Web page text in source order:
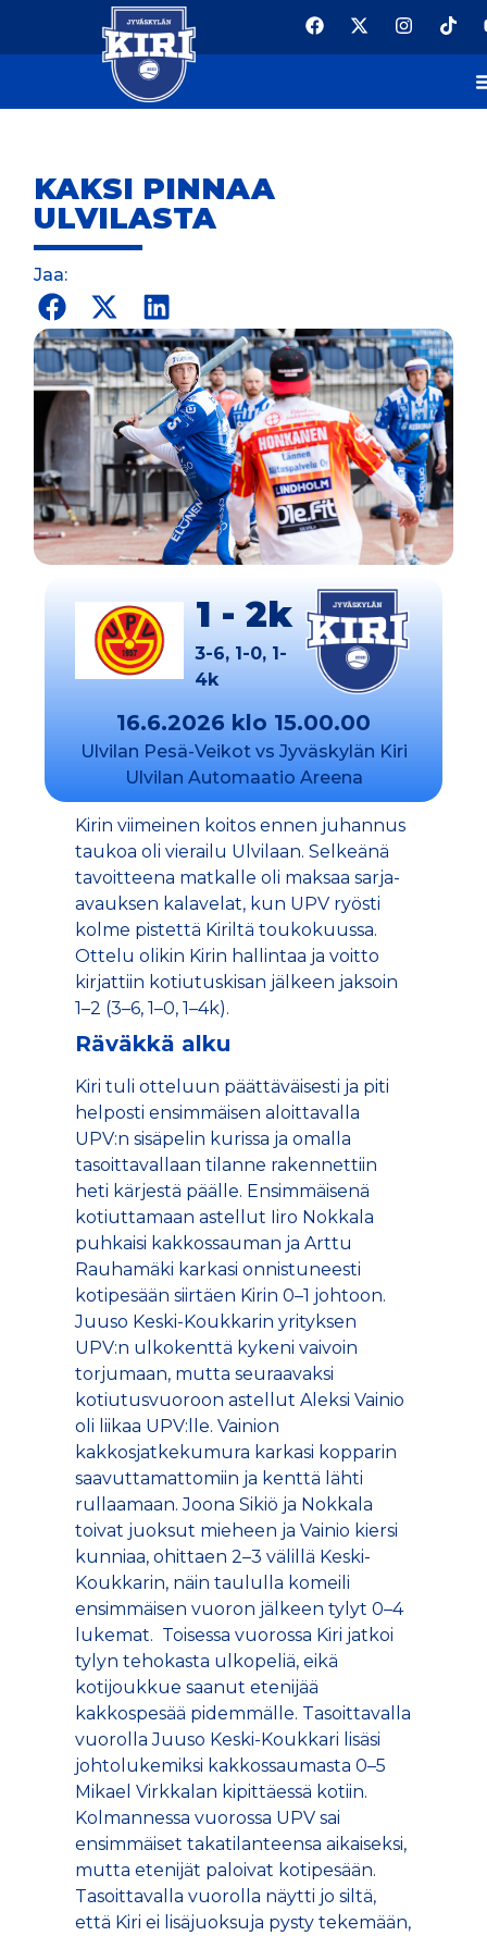
KAKSI PINNAA
ULVILASTA
Jaa:
1 - 2k
3-6, 1-0, 1-
4k
16.6.2026 klo 15.00.00
Ulvilan Pesä-Veikot vs Jyväskylän Kiri
Ulvilan Automaatio Areena
Kirin viimeinen koitos ennen juhannus
taukoa oli vierailu Ulvilaan. Selkeänä
tavoitteena matkalle oli maksaa sarja-
avauksen kalavelat, kun UPV ryösti
kolme pistettä Kiriltä toukokuussa.
Ottelu olikin Kirin hallintaa ja voitto
kirjattiin kotiutuskisan jälkeen jaksoin
1–2 (3–6, 1–0, 1–4k).
Räväkkä alku
Kiri tuli otteluun päättäväisesti ja piti
helposti ensimmäisen aloittavalla
UPV:n sisäpelin kurissa ja omalla
tasoittavallaan tilanne rakennettiin
heti kärjestä päälle. Ensimmäisenä
kotiuttamaan astellut Iiro Nokkala
puhkaisi kakkossauman ja Arttu
Rauhamäki karkasi onnistuneesti
kotipesään siirtäen Kirin 0–1 johtoon.
Juuso Keski-Koukkarin yrityksen
UPV:n ulkokenttä kykeni vaivoin
torjumaan, mutta seuraavaksi
kotiutusvuoroon astellut Aleksi Vainio
oli liikaa UPV:lle. Vainion
kakkosjatkekumura karkasi kopparin
saavuttamattomiin ja kenttä lähti
rullaamaan. Joona Sikiö ja Nokkala
toivat juoksut mieheen ja Vainio kiersi
kunniaa, ohittaen 2–3 välillä Keski-
Koukkarin, näin taululla komeili
ensimmäisen vuoron jälkeen tylyt 0–4
lukemat. Toisessa vuorossa Kiri jatkoi
tylyn tehokasta ulkopeliä, eikä
kotijoukkue saanut etenijää
kakkospesää pidemmälle. Tasoittavalla
vuorolla Juuso Keski-Koukkari lisäsi
johtolukemiksi kakkossaumasta 0–5
Mikael Virkkalan kipittäessä kotiin.
Kolmannessa vuorossa UPV sai
ensimmäiset takatilanteensa aikaiseksi,
mutta etenijät paloivat kotipesään.
Tasoittavalla vuorolla näytti jo siltä,
että Kiri ei lisäjuoksuja pysty tekemään,